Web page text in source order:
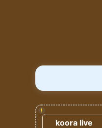
!
koora live